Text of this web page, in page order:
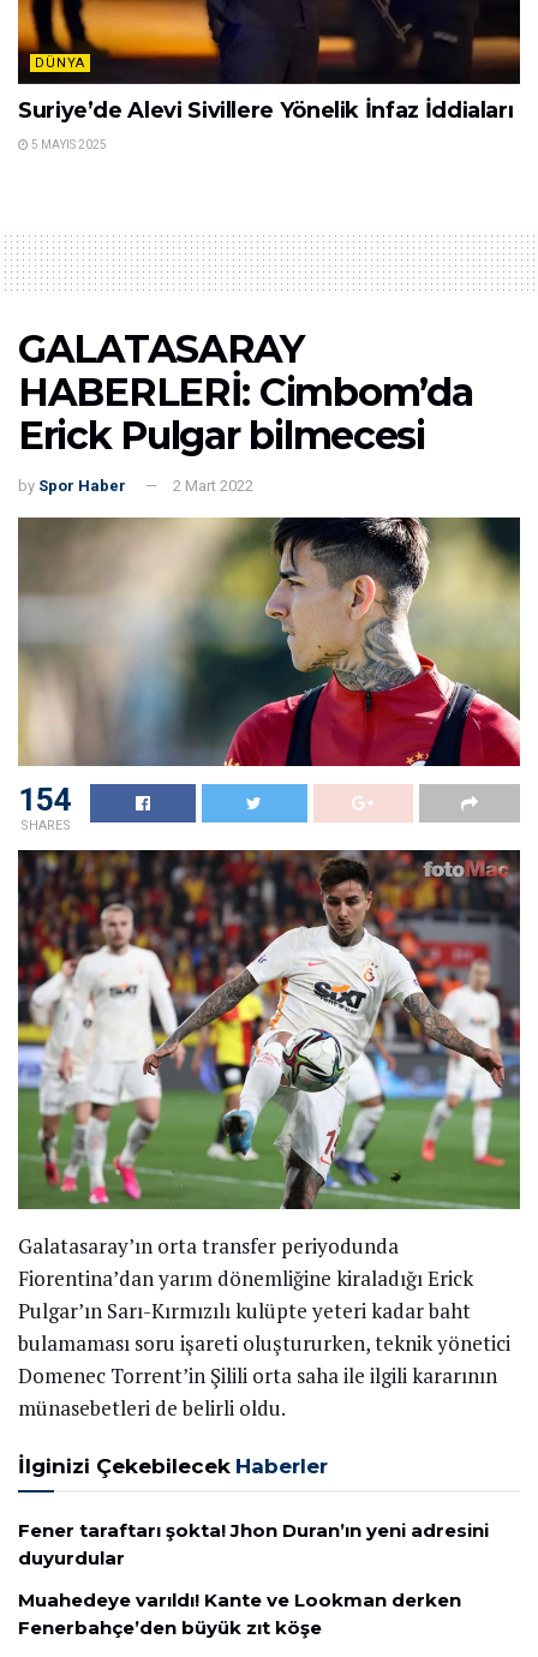
DÜNYA
Suriye’de Alevi Sivillere Yönelik İnfaz İddiaları
5 MAYIS 2025
GALATASARAY
HABERLERİ: Cimbom’da
Erick Pulgar bilmecesi
by Spor Haber 2 Mart 2022
154
SHARES
Galatasaray’ın orta transfer periyodunda
Fiorentina’dan yarım dönemliğine kiraladığı Erick
Pulgar’ın Sarı-Kırmızılı kulüpte yeteri kadar baht
bulamaması soru işareti oluştururken, teknik yönetici
Domenec Torrent’in Şilili orta saha ile ilgili kararının
münasebetleri de belirli oldu.
İlginizi Çekebilecek Haberler
Fener taraftarı şokta! Jhon Duran’ın yeni adresini
duyurdular
Muahedeye varıldı! Kante ve Lookman derken
Fenerbahçe’den büyük zıt köşe